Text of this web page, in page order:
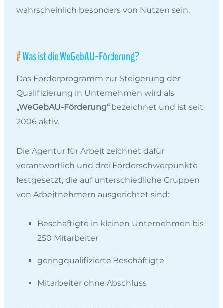
wahrscheinlich besonders von Nutzen sein.
Was ist die WeGebAU-Förderung?
Das Förderprogramm zur Steigerung der
Qualifizierung in Unternehmen wird als
„WeGebAU-Förderung“ bezeichnet und ist seit
2006 aktiv.
Die Agentur für Arbeit zeichnet dafür
verantwortlich und drei Förderschwerpunkte
festgesetzt, die auf unterschiedliche Gruppen
von Arbeitnehmern ausgerichtet sind:
Beschäftigte in kleinen Unternehmen bis
250 Mitarbeiter
geringqualifizierte Beschäftigte
Mitarbeiter ohne Abschluss